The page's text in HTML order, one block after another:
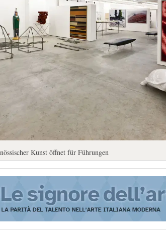
Kunst öffnet für Führungen